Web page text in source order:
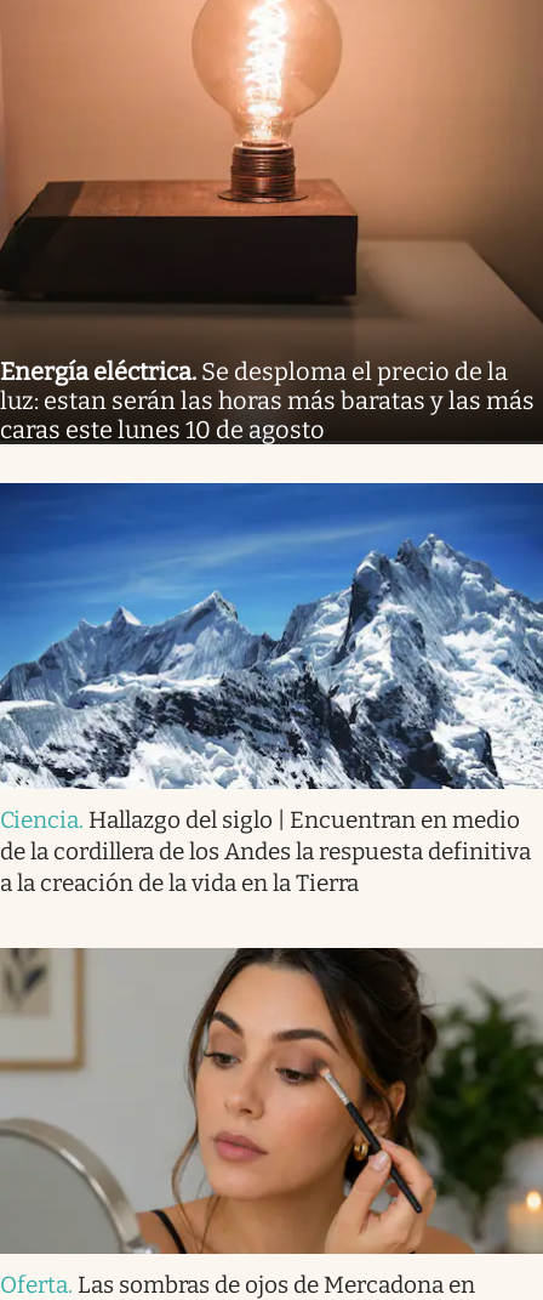
Energía eléctrica. Se desploma el precio de la
luz: estan serán las horas más baratas y las más
caras este lunes 10 de agosto
Ciencia. Hallazgo del siglo | Encuentran en medio
de la cordillera de los Andes la respuesta definitiva
a la creación de la vida en la Tierra
Oferta. Las sombras de ojos de Mercadona en